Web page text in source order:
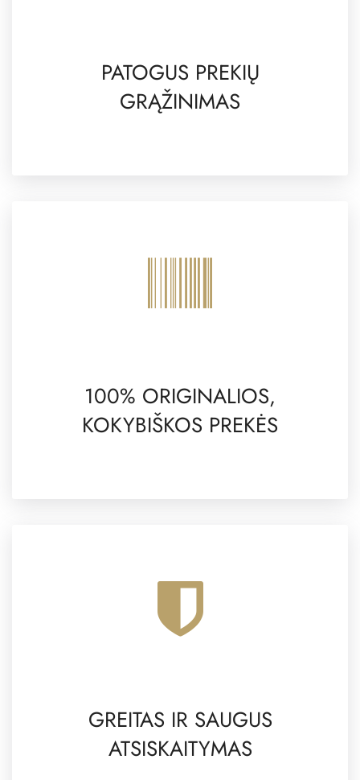
PATOGUS PREKIŲ
GRĄŽINIMAS
100% ORIGINALIOS,
KOKYBIŠKOS PREKĖS
GREITAS IR SAUGUS
ATSISKAITYMAS